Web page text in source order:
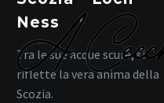
Ness
Tra le sue acque scure, si
riflette la vera anima della
Scozia.